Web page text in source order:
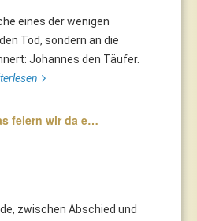
eines der wenigen
Tod, sondern an die
Johannes den Täufer.
feiern wir da e…
zwischen Abschied und